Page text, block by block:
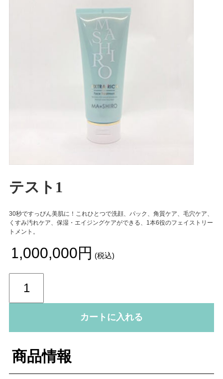
テスト1
30秒ですっぴん美肌に！これひとつで洗顔、パック、角質ケア、毛穴ケア、
くすみ汚れケア、保湿・エイジングケアができる、1本6役のフェイストリー
トメント。
¥1,000,000円 (税込)
カートに入れる
商品情報